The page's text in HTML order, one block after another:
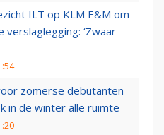
ILT op KLM E&M om
verslaglegging: ‘Zwaar
zomerse debutanten
in de winter alle ruimte